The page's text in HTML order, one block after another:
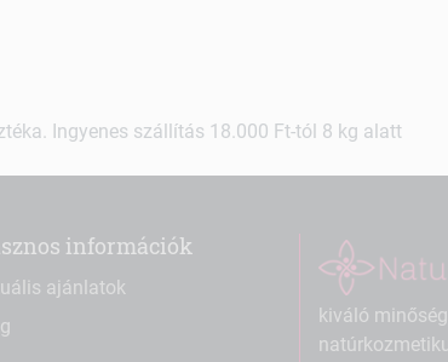
Ingyenes szállítás 18.000 Ft-tól 8 kg alatt
információk
ajánlatok
kiváló